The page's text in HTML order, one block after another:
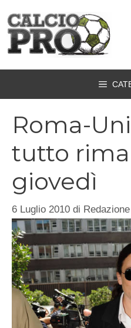
contenuto
Roma-
tutto
giovedì
6 Luglio 2010 di Redazione